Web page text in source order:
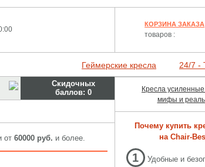
КОРЗИНА ЗАКАЗА
товаров :
Геймерские кресла 24/7 -
Скидочных
баллов: 0
от 60000 руб. и более.
Кресла усиленные
мифы и
Почему купить
на Chair-
1
Удобные и